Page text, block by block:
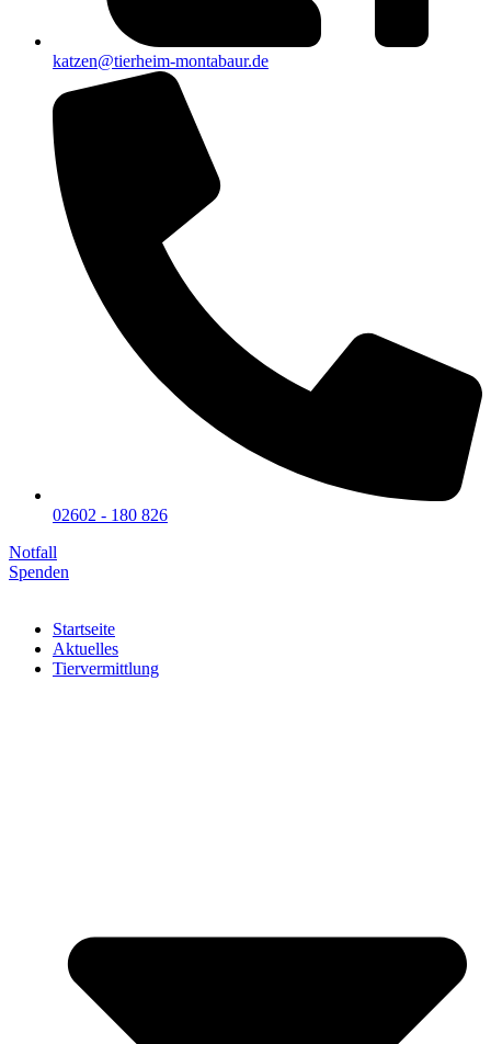
katzen@tierheim-montabaur.de
02602 - 180 826
Notfall
Spenden
Startseite
Aktuelles
Tiervermittlung